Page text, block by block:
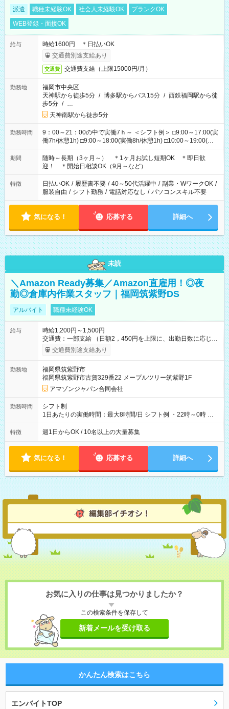
派遣 職種未経験OK 社会人未経験OK
ブランクOK
WEB登録・面接OK
給与
時給1600円 ＊日払いOK
交通費別途支給あり
交通費 交通費支給（上限15000円/月）
勤務地
福岡市中央区
天神駅から徒歩5分 / 博多駅からバス15分 / 西鉄福岡駅から徒
歩5分 / …
天神南駅から徒歩5分
勤務時間
9：00～21：00の中で実働7ｈ～ ＜シフト例＞ □9:00～17:00(実
働7h/休憩1h) □9:00～18:00(実働8h/休憩1h) □10:00～19:00(実
働8h/休憩1h) □11:00～20:00(実働8h/休憩1h) □12:00～20:00(実
働7h/休憩1h) □12:00～21:00(実働7h/休憩1h) ＊固定OK ＊選べ
る時間帯！
期間
随時～長期（3ヶ月～） ＊1ヶ月お試し短期OK ＊即日歓
迎！ ＊開始日相談OK（9月～など）
特徴 日払いOK / 履歴書不要 / 40～50代活躍中 / 副業・WワークOK /
服装自由 / シフト勤務 / 電話対応なし / パソコンスキル不要
気になる！ 応募する 詳細へ
未読
＼Amazon Ready募集／Amazon直雇用！◎夜
勤◎倉庫内作業スタッフ｜福岡筑紫野DS
アルバイト 職種未経験OK
給与
時給1,200円～1,500円
交通費：一部支給 （日額2，450円を上限に、出勤日数に応じて
実費支給） ※22:00～翌5:00までは時給25%UP！ ■給与前払い
制度あり ※前払い額の上限あり、手数料無料（Amazon負担）
交通費別途支給あり
勤務地
福岡県筑紫野市
福岡県筑紫野市古賀329番22 メープルツリー筑紫野1F
アマゾンジャパン合同会社
勤務時間
シフト制
1日あたりの実働時間：最大8時間/日 シフト例 ・22時～0時 入
社後、就業可能シフトをご確認の上、申請してください。
特徴 週1日からOK / 10名以上の大量募集
気になる！ 応募する 詳細へ
お気に入りの仕事は見つかりましたか？
この検索条件を保存して
新着メールを受け取る
かんたん検索はこちら
エンバイトTOP